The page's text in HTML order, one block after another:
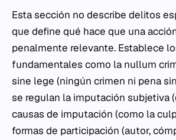
Esta sección no describe delitos
que define qué hace que una
penalmente relevante. Establece
fundamentales como la nullum
sine lege (ningún crimen ni pena
se regulan la imputación subjetiva
causas de imputación (como la
formas de participación (autor,